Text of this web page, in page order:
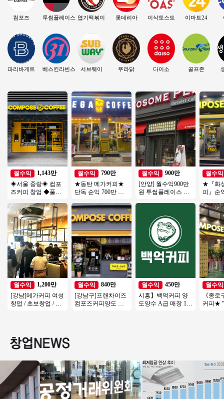
컴포즈
파리바게트
투썸플레이스
베스킨라빈스
엽기떡볶이
서브웨이
롯데리아
푸라닭
이삭토스트
다이소
이마트24
골프존
월수익
1,143만
◈서울 중랑◈ 컴포
즈커피 창업 ◆풀오
초보창업/은퇴창업/
여성창업
월수익
1,200만
[강남]메가커피 여성
창업 / 초보창업 / 오
월수익
790만
★동탄 메가커피★
단독 순익 700만 외
운영 추천 매장 소자
본창업
월수익
840만
[강남구]프랜차이즈
컴포즈커피양도 월
월수익
900만
[안양] 월수익900만
원 투썸플레이스 오
월수익
450만
시흥】백억커피 양
도양수 A급 매장 1억
월수익
★『화
피』순
자본창
투잡추
월수익
《종
커피★